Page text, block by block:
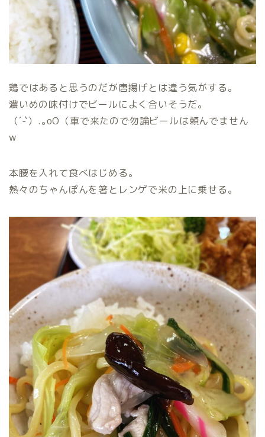
鶏ではあると思うのだが唐揚げとは違う気がする。
濃いめの味付けでビールによく合いそうだ。
（´-`）.｡oO（車で来たので勿論ビールは頼んでません
w
本腰を入れて食べはじめる。
熱々のちゃんぽんを箸とレンゲで米の上に乗せる。